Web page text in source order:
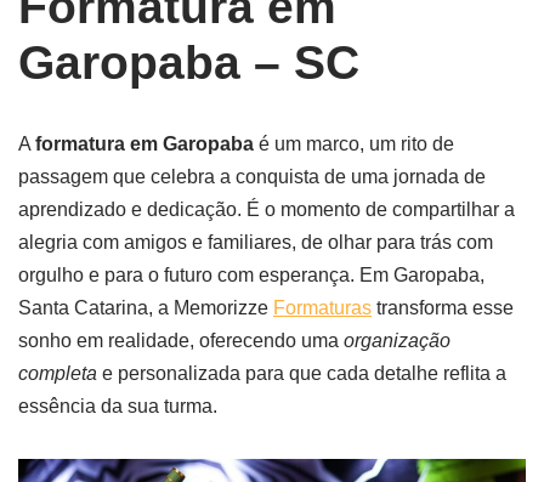
Garopaba – SC
A formatura em Garopaba é um marco, um rito de
passagem que celebra a conquista de uma jornada de
aprendizado e dedicação. É o momento de compartilhar a
alegria com amigos e familiares, de olhar para trás com
orgulho e para o futuro com esperança. Em Garopaba,
Santa Catarina, a Memorizze Formaturas transforma esse
sonho em realidade, oferecendo uma organização
completa e personalizada para que cada detalhe reflita a
essência da sua turma.